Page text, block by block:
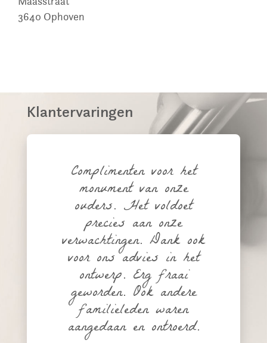
3640 Ophoven
Klantervaringen
Complimenten voor het
monument van onze
ouders. Het voldoet
precies aan onze
verwachtingen. Dank ook
voor ons advies in het
ontwerp. Erg fraai
geworden. Ook andere
familieleden waren
aangedaan en ontroerd.